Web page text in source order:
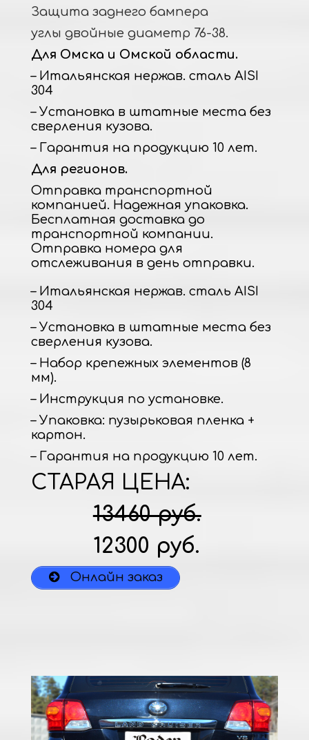
Защита заднего бампера
углы двойные диаметр 76-38.
Для Омска и Омской области.
– Итальянская нержав. сталь AISI
304
– Установка в штатные места без
сверления кузова.
– Гарантия на продукцию 10 лет.
Для регионов.
Отправка транспортной
компанией. Надежная упаковка.
Бесплатная доставка до
транспортной компании.
Отправка номера для
отслеживания в день отправки.
– Итальянская нержав. сталь AISI
304
– Установка в штатные места без
сверления кузова.
– Набор крепежных элементов (8
мм).
– Инструкция по установке.
– Упаковка: пузырьковая пленка +
картон.
– Гарантия на продукцию 10 лет.
СТАРАЯ ЦЕНА:
13460 руб.
12300 руб.
Онлайн заказ